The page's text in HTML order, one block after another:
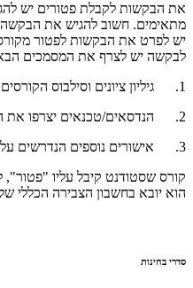
את הבקשות לקבלת פטורים יש
מתאימים. חשוב להגיש את
יש לפרט את הבקשות לפטור
לבקשה יש לצרף את המסמכים
1. גיליון ציונים וסילבוס הקורסים.
2. הנדסאים/טכנאים יצרפו את הדיפלומה.
3. אישורים נוספים הנדרשים על ידי ועדת הקבלה.
קורס שסטודנט קיבל עליו "פטור",
הוא יובא בחשבון הצבירה הכללי
סדרי בחינות